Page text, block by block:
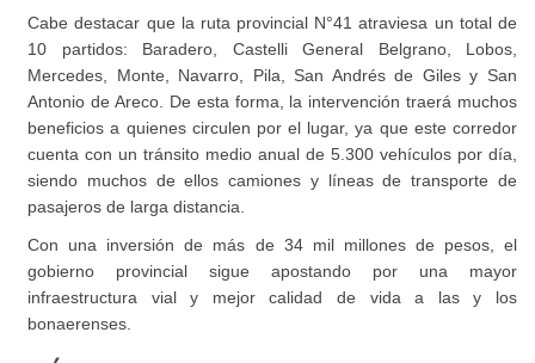
Cabe destacar que la ruta provincial N°41 atraviesa un total de
10 partidos: Baradero, Castelli General Belgrano, Lobos,
Mercedes, Monte, Navarro, Pila, San Andrés de Giles y San
Antonio de Areco. De esta forma, la intervención traerá muchos
beneficios a quienes circulen por el lugar, ya que este corredor
cuenta con un tránsito medio anual de 5.300 vehículos por día,
siendo muchos de ellos camiones y líneas de transporte de
pasajeros de larga distancia.
Con una inversión de más de 34 mil millones de pesos, el
gobierno provincial sigue apostando por una mayor
infraestructura vial y mejor calidad de vida a las y los
bonaerenses.